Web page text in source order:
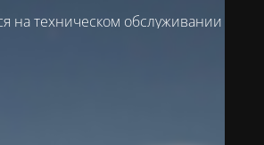
на техническом обслуживании